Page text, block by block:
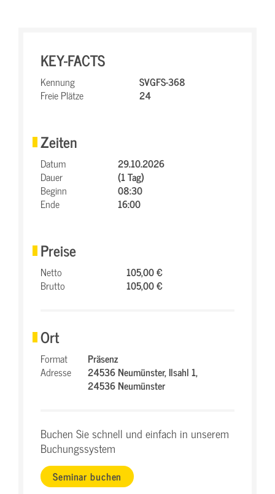
KEY-FACTS
Kennung
SVGFS-368
Freie Plätze
24
Zeiten
Datum
29.10.2026
Dauer
(1 Tag)
Beginn
08:30
Ende
16:00
Preise
Netto
105,00 €
Brutto
105,00 €
Ort
Format
Präsenz
Adresse
24536 Neumünster,Ilsahl 1,
24536 Neumünster
Buchen Sie schnell und einfach in unserem
Buchungssystem
Seminar buchen